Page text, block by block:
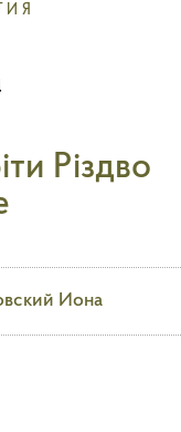
Різдво
Иона